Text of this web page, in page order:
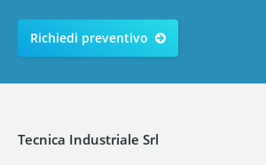
Richiedi preventivo
Tecnica Industriale Srl